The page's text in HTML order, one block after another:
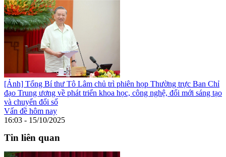
[Ảnh] Tổng Bí thư Tô Lâm chủ trì phiên họp Thường trực Ban Chỉ
đạo Trung ương về phát triển khoa học, công nghệ, đổi mới sáng tạo
và chuyển đổi số
Vấn đề hôm nay
16:03 - 15/10/2025
Tin liên quan